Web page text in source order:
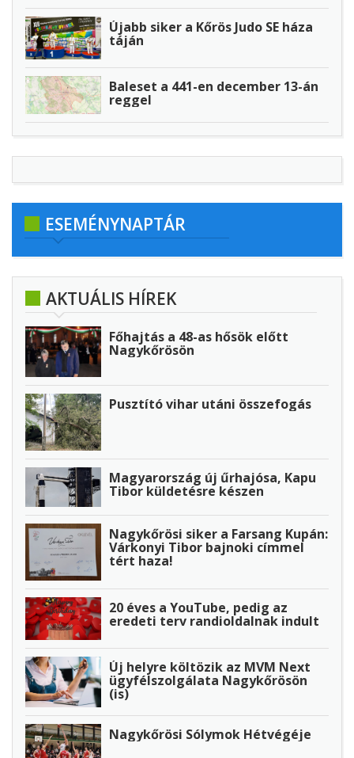
Újabb siker a Kőrös Judo SE háza
táján
Baleset a 441-en december 13-án
reggel
ESEMÉNYNAPTÁR
AKTUÁLIS HÍREK
Főhajtás a 48-as hősök előtt
Nagykőrösön
Pusztító vihar utáni összefogás
Magyarország új űrhajósa, Kapu
Tibor küldetésre készen
Nagykőrösi siker a Farsang Kupán:
Várkonyi Tibor bajnoki címmel
tért haza!
20 éves a YouTube, pedig az
eredeti terv randioldalnak indult
Új helyre költözik az MVM Next
ügyfélszolgálata Nagykőrösön
(is)
Nagykőrösi Sólymok Hétvégéje